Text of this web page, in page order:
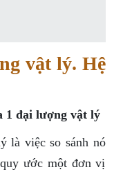
vật lý. Hệ
1 đại lượng vật lý
là việc so sánh nó
ước một đơn vị